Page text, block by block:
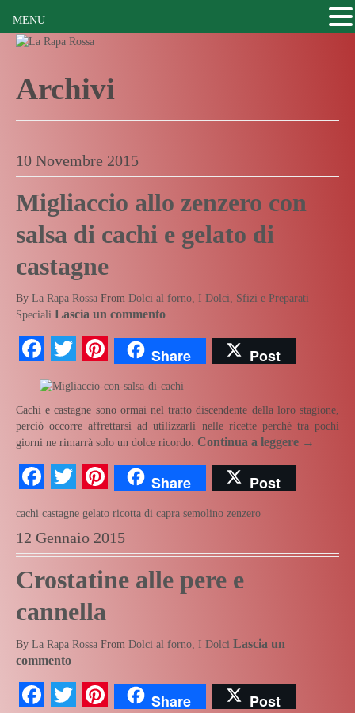
Archivi
10 Novembre 2015
Migliaccio allo zenzero con
salsa di cachi e gelato di
castagne
By La Rapa Rossa From Dolci al forno, I Dolci, Sfizi e Preparati
Speciali Lascia un commento
Facebook
TwitterPinterest
Share Post
Cachi e castagne sono ormai nel tratto discendente della loro stagione,
perciò occorre affrettarsi ad utilizzarli nelle ricette perché tra pochi
giorni ne rimarrà solo un dolce ricordo. Continua a leggere →
Facebook
TwitterPinterest
Share Post
cachi castagne gelato ricotta di capra semolino zenzero
12 Gennaio 2015
Crostatine alle pere e
cannella
By La Rapa Rossa From Dolci al forno I Dolci Lascia un
commento
Facebook
TwitterPinterest
Share Post
MENU